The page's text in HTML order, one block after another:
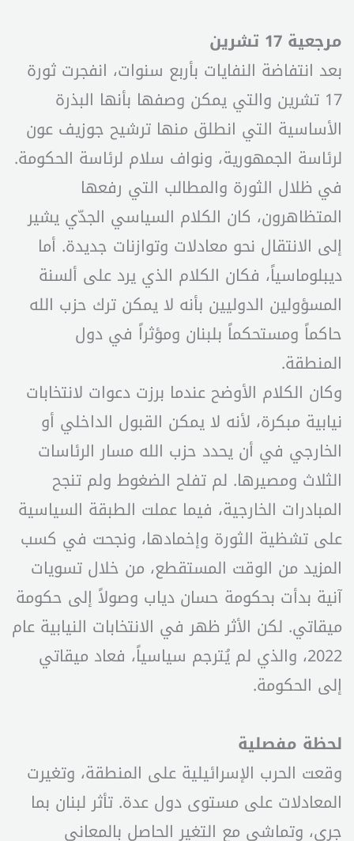
مرجعية 17 تشرين
بعد انتفاضة النفايات بأربع سنوات، انفجرت ثورة
17 تشرين والتي يمكن وصفها بأنها البذرة
الأساسية التي انطلق منها ترشيح جوزيف عون
لرئاسة الجمهورية، ونواف سلام لرئاسة الحكومة.
في ظلال الثورة والمطالب التي رفعها
المتظاهرون، كان الكلام السياسي الجدّي يشير
إلى الانتقال نحو معادلات وتوازنات جديدة. أما
ديبلوماسياً، فكان الكلام الذي يرد على ألسنة
المسؤولين الدوليين بأنه لا يمكن ترك حزب الله
حاكماً ومستحكماً بلبنان ومؤثراً في دول
المنطقة.
وكان الكلام الأوضح عندما برزت دعوات لانتخابات
نيابية مبكرة، لأنه لا يمكن القبول الداخلي أو
الخارجي في أن يحدد حزب الله مسار الرئاسات
الثلاث ومصيرها. لم تفلح الضغوط ولم تنجح
المبادرات الخارجية، فيما عملت الطبقة السياسية
على تشظية الثورة وإخمادها، ونجحت في كسب
المزيد من الوقت المستقطع، من خلال تسويات
آنية بدأت بحكومة حسان دياب وصولاً إلى حكومة
ميقاتي. لكن الأثر ظهر في الانتخابات النيابية عام
2022، والذي لم يُترجم سياسياً، فعاد ميقاتي
إلى الحكومة.
لحظة مفصلية
وقعت الحرب الإسرائيلية على المنطقة، وتغيرت
المعادلات على مستوى دول عدة. تأثر لبنان بما
جرى، وتماشى مع التغير الحاصل بالمعاني